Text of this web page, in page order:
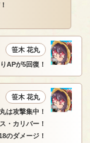
笹木 花丸
APが5回復！
笹木 花丸
は攻撃集中！
・カリバー！
のダメージ！